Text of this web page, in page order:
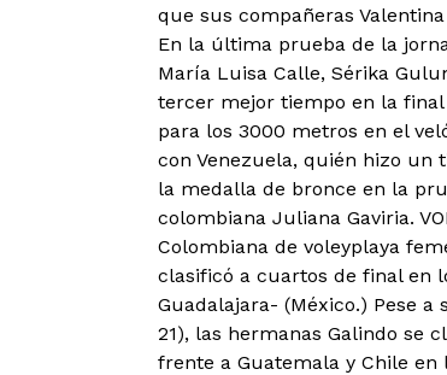
que sus compañeras
En la última prueba de la
María Luisa Calle, Sérika
tercer mejor tiempo en la
para los 3000 metros en el
con Venezuela, quién hizo un
la medalla de bronce en la
colombiana Juliana Gaviria.
Colombiana de voleyplaya
clasificó a cuartos de final en
Guadalajara- (México.) Pese
21), las hermanas Galindo se
frente a Guatemala y Chile en